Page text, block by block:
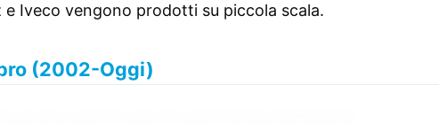
Iveco vengono prodotti su piccola scala.
(2002-Oggi)